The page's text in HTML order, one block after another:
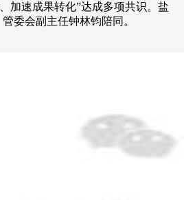
加速成果转化”达成多项共识。盐
委会副主任钟林钧陪同。